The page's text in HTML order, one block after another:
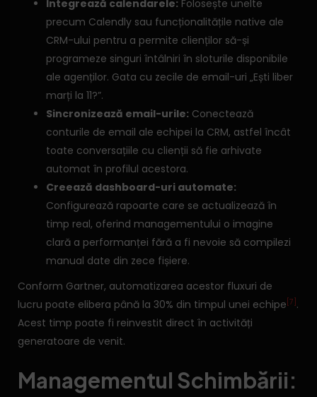
Integrează calendarele: Folosește unelte
precum Calendly sau funcționalitățile native ale
CRM-ului pentru a permite clienților să-și
programeze singuri întâlniri în sloturile disponibile
ale agenților. Gata cu zecile de email-uri „Ești liber
marți la 11?”.
Sincronizează email-urile: Conectează
conturile de email ale echipei la CRM, astfel încât
toate conversațiile cu clienții să fie arhivate
automat în profilul acestora.
Creează dashboard-uri automate:
Configurează rapoarte care se actualizează în
timp real, oferind managementului o imagine
clară a performanței fără a fi nevoie să compilezi
manual date din zece fișiere.
Conform Gartner, automatizarea acestor fluxuri de
lucru poate elibera până la 30% din timpul unei echipe [7] .
Acest timp poate fi reinvestit direct în activități
generatoare de venit.
Managementul Schimbării: